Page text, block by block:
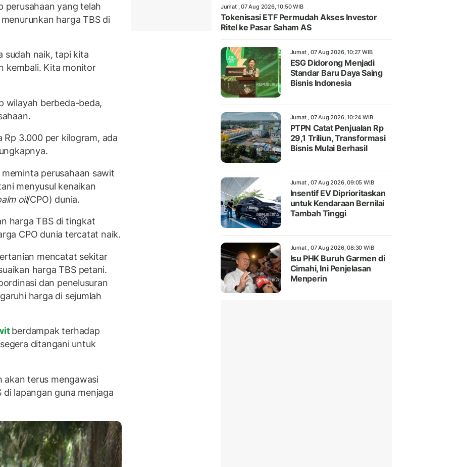
perusahaan yang telah
harga TBS di
sudah naik, tapi kita
kembali. Kita monitor
wilayah berbeda-beda,
Rp 3.000 per kilogram, ada
perusahaan sawit
menyusul kenaikan
oil/CPO) dunia.
harga TBS di tingkat
CPO dunia tercatat naik.
mencatat sekitar
harga TBS petani.
dan penelusuran
harga di sejumlah
berdampak terhadap
ditangani untuk
akan terus mengawasi
di lapangan guna menjaga
Jumat , 07 Aug 2026, 10:50 WIB
Tokenisasi ETF Permudah Akses Investor
Ritel ke Pasar Saham AS
Jumat , 07 Aug 2026, 10:27 WIB
ESG Didorong Menjadi
Standar Baru Daya Saing
Bisnis Indonesia
Jumat , 07 Aug 2026, 10:24 WIB
PTPN Catat Penjualan Rp
29,1 Triliun, Transformasi
Bisnis Mulai Berhasil
Jumat , 07 Aug 2026, 09:05 WIB
Insentif EV Diprioritaskan
untuk Kendaraan Bernilai
Tambah Tinggi
Jumat , 07 Aug 2026, 08:30 WIB
Isu PHK Buruh Garmen di
Cimahi, Ini Penjelasan
Menperin